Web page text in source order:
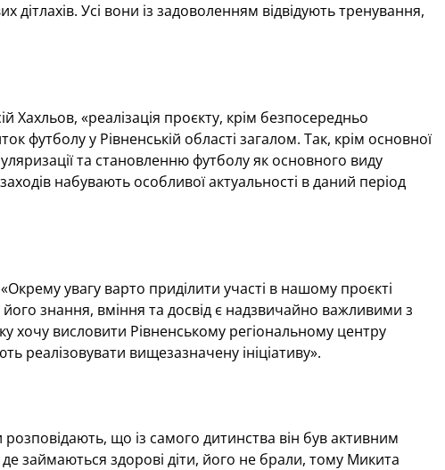
Усі вони із задоволенням відвідують тренування,
Хахльов, «реалізація проєкту, крім безпосередньо
футболу у Рівненській області загалом. Так, крім основної
та становленню футболу як основного виду
набувають особливої актуальності в даний період
увагу варто приділити участі в нашому проєкті
знання, вміння та досвід є надзвичайно важливими з
хочу висловити Рівненському регіональному центру
реалізовувати вищезазначену ініціативу».
що із самого дитинства він був активним
займаються здорові діти, його не брали, тому Микита